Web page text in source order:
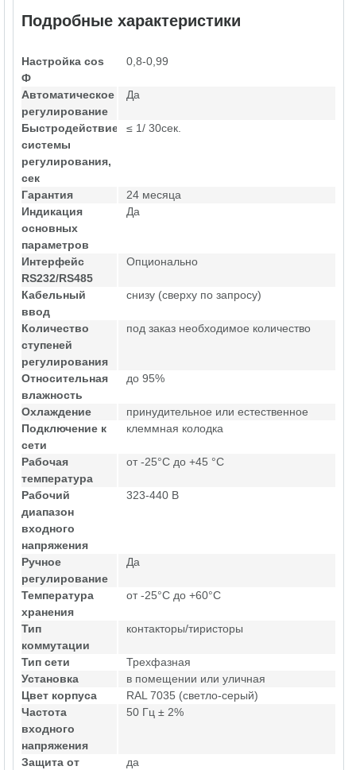
Подробные характеристики
Настройка cos
Ф
0,8-0,99
Автоматическое
регулирование
Да
Быстродействие
системы
регулирования,
сек
≤ 1/ 30сек.
Гарантия
24 месяца
Индикация
основных
параметров
Да
Интерфейс
RS232/RS485
Опционально
Кабельный
ввод
снизу (сверху по запросу)
Количество
ступеней
регулирования
под заказ необходимое количество
Относительная
влажность
до 95%
Охлаждение
принудительное или естественное
Подключение к
сети
клеммная колодка
Рабочая
температура
от -25°C до +45 °C
Рабочий
диапазон
входного
напряжения
323-440 В
Ручное
регулирование
Да
Температура
хранения
от -25°C до +60°C
Тип
коммутации
контакторы/тиристоры
Тип сети
Трехфазная
Установка
в помещении или уличная
Цвет корпуса
RAL 7035 (светло-серый)
Частота
входного
напряжения
50 Гц ± 2%
Защита от
да